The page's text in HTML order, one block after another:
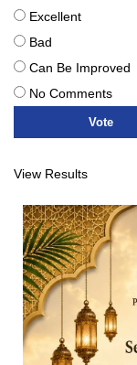
Excellent
Bad
Can Be Improved
No Comments
View Results